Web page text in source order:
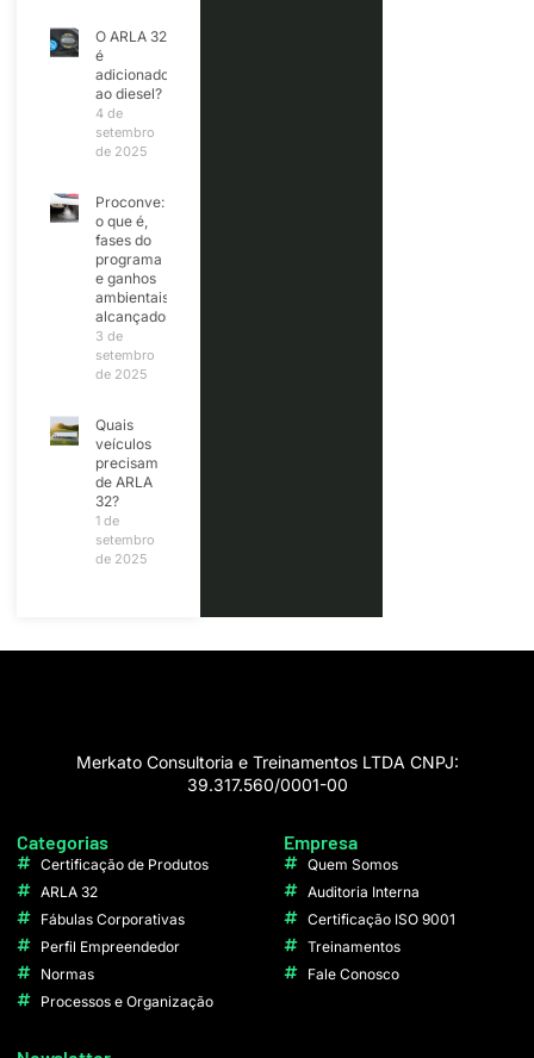
O ARLA 32
é
adicionado
ao diesel?
4 de
setembro
de 2025
Proconve:
o que é,
fases do
programa
e ganhos
ambientais
alcançados
3 de
setembro
de 2025
Quais
veículos
precisam
de ARLA
32?
1 de
setembro
de 2025
Merkato Consultoria e Treinamentos LTDA CNPJ:
39.317.560/0001-00
Categorias
Certificação de Produtos
ARLA 32
Fábulas Corporativas
Perfil Empreendedor
Normas
Processos e Organização
Empresa
Quem Somos
Auditoria Interna
Certificação ISO 9001
Treinamentos
Fale Conosco